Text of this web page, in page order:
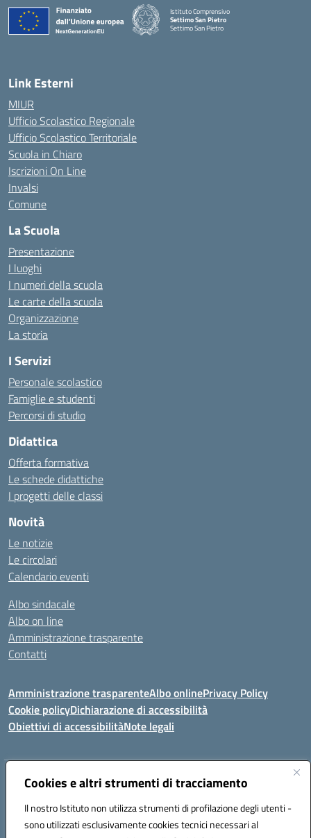
Cookies e altri strumenti di tracciamento
Il nostro Istituto non utilizza strumenti di profilazione degli utenti -
sono utilizzati esclusivamente cookies tecnici necessari al
Istituto Comprensivo
Settimo San Pietro
Settimo San Pietro
Link Esterni
MIUR
Ufficio Scolastico Regionale
Ufficio Scolastico Territoriale
Scuola in Chiaro
Iscrizioni On Line
Invalsi
Comune
La Scuola
Presentazione
I luoghi
I numeri della scuola
Le carte della scuola
Organizzazione
La storia
I Servizi
Personale scolastico
Famiglie e studenti
Percorsi di studio
Didattica
Offerta formativa
Le schede didattiche
I progetti delle classi
Novità
Le notizie
Le circolari
Calendario eventi
Albo sindacale
Albo on line
Amministrazione trasparente
Contatti
Amministrazione trasparenteAlbo onlinePrivacy Policy
Cookie policyDichiarazione di accessibilità
Obiettivi di accessibilitàNote legali
Indirizzo:Via Carducci Settimo San Pietro (CA)
Posta elettronica certificata (PEC):CAIC84700T@pec.istruzione.it